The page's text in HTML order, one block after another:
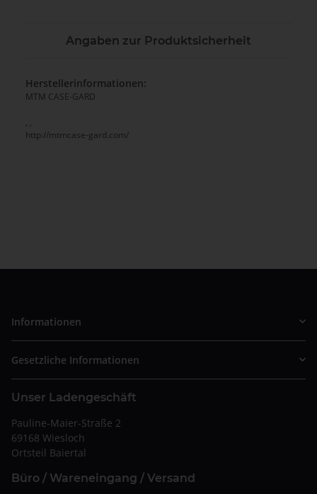
Angaben zur Produktsicherheit
Herstellerinformationen:
MTM CASE-GARD
, ,
http://mtmcase-gard.com/
Informationen
Gesetzliche Informationen
Unser Ladengeschäft
Pauline-Maier-Straße 2
69168 Wiesloch
Ortsteil Baiertal
Büro / Wareneingang / Versand